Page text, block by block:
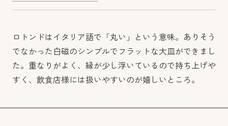
ロトンドはイタリア語で「丸い」という意味。ありそう
でなかった白磁のシンプルでフラットな大皿ができまし
た。重なりがよく、縁が少し浮いているので持ち上げや
すく、飲食店様には扱いやすいのが嬉しいところ。